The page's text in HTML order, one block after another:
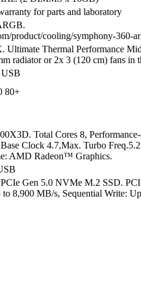
Three-years limited warranty for
SYMPHONY 360 ARGB.
https://www.antec.com/product/
Antec DF600 FLUX. Ultimate
Case.Up to 2x 360 mm radiator or
Microsoft Keyboard USB
850W Gold ATX 3.0 80+
AMD Ryzen™ 7 9800X3D. Total
0, Total Threads 16, Base Clock
(L2+L3), GPU Name: AMD
Microsoft® Mouse USB
EXCERIA G3 1TB PCIe Gen 5.0
Sequential Read: Up to 8,900 MB/